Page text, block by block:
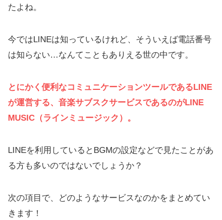
たよね。
今ではLINEは知っているけれど、そういえば電話番号
は知らない…なんてこともありえる世の中です。
とにかく便利なコミュニケーションツールであるLINE
が運営する、音楽サブスクサービスであるのがLINE
MUSIC（ラインミュージック）。
LINEを利用しているとBGMの設定などで見たことがあ
る方も多いのではないでしょうか？
次の項目で、どのようなサービスなのかをまとめてい
きます！